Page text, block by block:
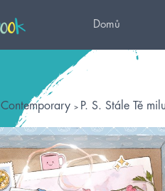
Domů
Contemporary P. S. Stále Tě